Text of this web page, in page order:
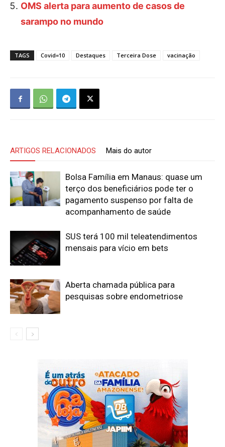
OMS alerta para aumento de casos de
sarampo no mundo
TAGS Covid=10 Destaques Terceira Dose vacinação
ARTIGOS RELACIONADOS Mais do autor
Bolsa Família em Manaus: quase um
terço dos beneficiários pode ter o
pagamento suspenso por falta de
acompanhamento de saúde
SUS terá 100 mil teleatendimentos
mensais para vício em bets
Aberta chamada pública para
pesquisas sobre endometriose